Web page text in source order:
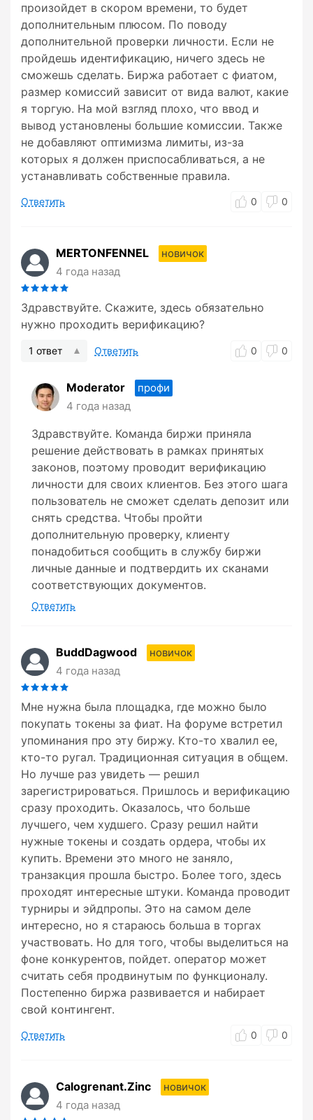
произойдет в скором времени, то будет
дополнительным плюсом. По поводу
дополнительной проверки личности. Если не
пройдешь идентификацию, ничего здесь не
сможешь сделать. Биржа работает с фиатом,
размер комиссий зависит от вида валют, какие
я торгую. На мой взгляд плохо, что ввод и
вывод установлены большие комиссии. Также
не добавляют оптимизма лимиты, из-за
которых я должен приспосабливаться, а не
устанавливать собственные правила.
Ответить 0 0
MERTONFENNEL
новичок
4 года назад
Здравствуйте. Скажите, здесь обязательно
нужно проходить верификацию?
1 ответ Ответить 0 0
Moderator
профи
4 года назад
Здравствуйте. Команда биржи приняла
решение действовать в рамках принятых
законов, поэтому проводит верификацию
личности для своих клиентов. Без этого шага
пользователь не сможет сделать депозит или
снять средства. Чтобы пройти
дополнительную проверку, клиенту
понадобиться сообщить в службу биржи
личные данные и подтвердить их сканами
соответствующих документов.
Ответить
BuddDagwood
новичок
4 года назад
Мне нужна была площадка, где можно было
покупать токены за фиат. На форуме встретил
упоминания про эту биржу. Кто-то хвалил ее,
кто-то ругал. Традиционная ситуация в общем.
Но лучше раз увидеть — решил
зарегистрироваться. Пришлось и верификацию
сразу проходить. Оказалось, что больше
лучшего, чем худшего. Сразу решил найти
нужные токены и создать ордера, чтобы их
купить. Времени это много не заняло,
транзакция прошла быстро. Более того, здесь
проходят интересные штуки. Команда проводит
турниры и эйдпропы. Это на самом деле
интересно, но я стараюсь больша в торгах
участвовать. Но для того, чтобы выделиться на
фоне конкурентов, пойдет. оператор может
считать себя продвинутым по функционалу.
Постепенно биржа развивается и набирает
свой контингент.
Ответить 0 0
Calogrenant.Zinc
новичок
4 года назад